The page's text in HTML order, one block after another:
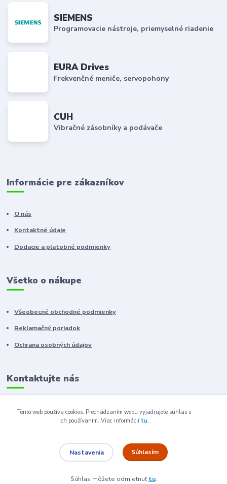
SIEMENS
Programovacie nástroje, priemyselné riadenie
EURA Drives
Frekvenčné meniče, servopohony
CUH
Vibračné zásobníky a podávače
Informácie pre zákazníkov
O nás
Kontaktné údaje
Dodacie a platobné podmienky
Všetko o nákupe
Všeobecné obchodné podmienky
Reklamačný poriadok
Ochrana osobných údajov
Kontaktujte nás
+421 910 222 333
+421 52 788 46 41
sales@elron.eu.sk
Tento web používa cookies. Prechádzaním webu vyjadrujete súhlas s
ich používaním. Viac informácií tu.
Nastavenia Súhlasím
Súhlas môžete odmietnuťtu.